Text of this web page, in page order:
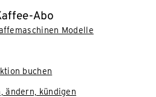
Abo
Modelle
buchen
ändern, kündigen